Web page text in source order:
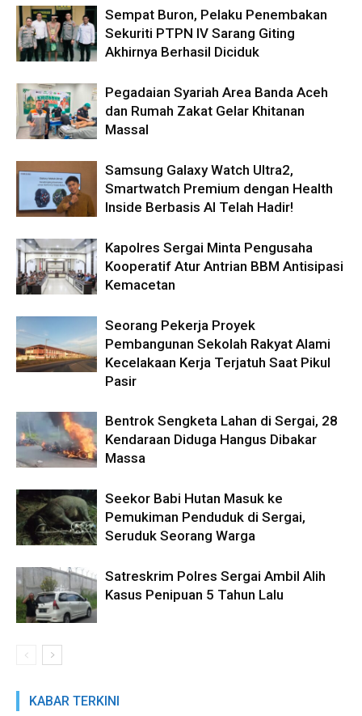
Sempat Buron, Pelaku Penembakan
Sekuriti PTPN IV Sarang Giting
Akhirnya Berhasil Diciduk
Pegadaian Syariah Area Banda Aceh
dan Rumah Zakat Gelar Khitanan
Massal
Samsung Galaxy Watch Ultra2,
Smartwatch Premium dengan Health
Inside Berbasis AI Telah Hadir!
Kapolres Sergai Minta Pengusaha
Kooperatif Atur Antrian BBM Antisipasi
Kemacetan
Seorang Pekerja Proyek
Pembangunan Sekolah Rakyat Alami
Kecelakaan Kerja Terjatuh Saat Pikul
Pasir
Bentrok Sengketa Lahan di Sergai, 28
Kendaraan Diduga Hangus Dibakar
Massa
Seekor Babi Hutan Masuk ke
Pemukiman Penduduk di Sergai,
Seruduk Seorang Warga
Satreskrim Polres Sergai Ambil Alih
Kasus Penipuan 5 Tahun Lalu
KABAR TERKINI